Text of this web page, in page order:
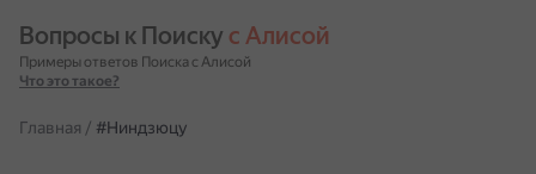
Вопросы к Поиску с Алисой
Примеры ответов Поиска с Алисой
Что это такое?
Главная / #Ниндзюцу